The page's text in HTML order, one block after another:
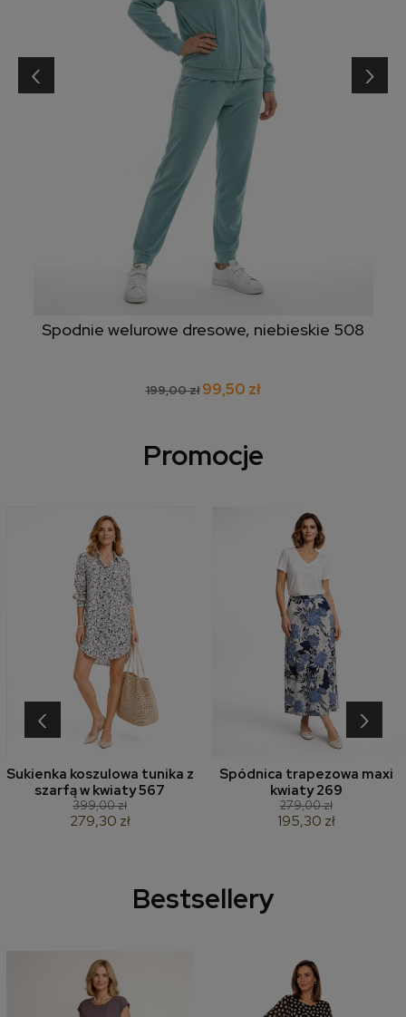
Spodnie welurowe dresowe, niebieskie 508
199,00 zł 99,50 zł
‹ ›
Promocje
Sukienka koszulowa tunika z
szarfą w kwiaty 567
399,00 zł
279,30 zł
Spódnica trapezowa maxi
kwiaty 269
279,00 zł
195,30 zł
‹ ›
Bestsellery